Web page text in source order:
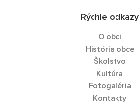
Rýchle odkazy
O obci
História obce
Školstvo
Kultúra
Fotogaléria
Kontakty